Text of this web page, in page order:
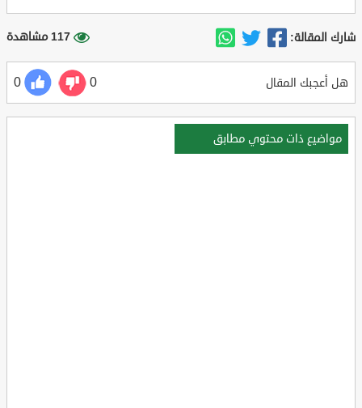
شارك المقالة: 117 مشاهدة
هل أعجبك المقال 0
0
مواضيع ذات محتوي مطابق